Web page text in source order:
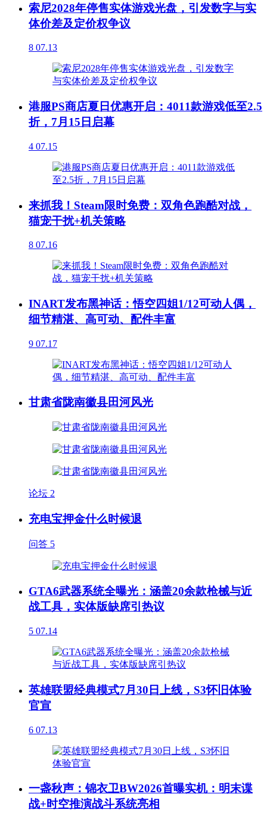
索尼2028年停售实体游戏光盘，引发数字与实
体价差及定价权争议
8 07.13
港服PS商店夏日优惠开启：4011款游戏低至2.5
折，7月15日启幕
4 07.15
来抓我！Steam限时免费：双角色跑酷对战，
猫宠干扰+机关策略
8 07.16
INART发布黑神话：悟空四姐1/12可动人偶，
细节精湛、高可动、配件丰富
9 07.17
甘肃省陇南徽县田河风光
论坛 2
充电宝押金什么时候退
问答 5
GTA6武器系统全曝光：涵盖20余款枪械与近
战工具，实体版缺席引热议
5 07.14
英雄联盟经典模式7月30日上线，S3怀旧体验
官宣
6 07.13
一盏秋声：锦衣卫BW2026首曝实机：明末谍
战+时空推演战斗系统亮相